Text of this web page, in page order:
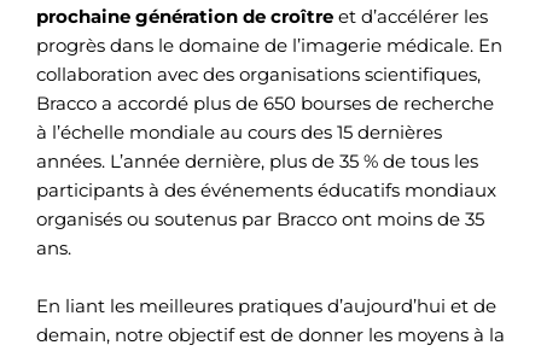
prochaine génération de croître et d’accélérer les
progrès dans le domaine de l’imagerie médicale. En
collaboration avec des organisations scientifiques,
Bracco a accordé plus de 650 bourses de recherche
à l’échelle mondiale au cours des 15 dernières
années. L’année dernière, plus de 35 % de tous les
participants à des événements éducatifs mondiaux
organisés ou soutenus par Bracco ont moins de 35
ans.
En liant les meilleures pratiques d’aujourd’hui et de
demain, notre objectif est de donner les moyens à la